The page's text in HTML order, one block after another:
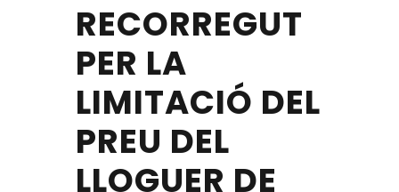
RECORREGUT
PER LA
LIMITACIÓ DEL
PREU DEL
LLOGUER DE